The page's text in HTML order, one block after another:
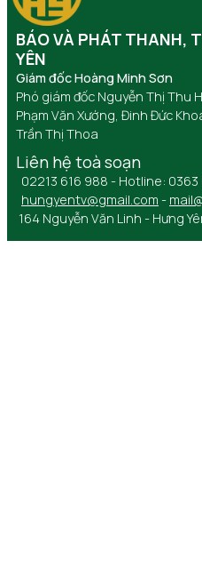
BÁO VÀ PHÁT THANH,
YÊN
Giám đốc Hoàng Minh Sơn
Phó giám đốc Nguyễn Thị Thu
Phạm Văn Xướng, Đinh Đức
Trần Thị Thoa
Liên hệ toà soạn
02213 616 988 - Hotline:
hungyentv@gmail.com -
164 Nguyễn Văn Linh - Hưng